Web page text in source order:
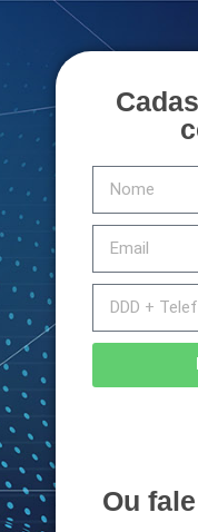
Ou